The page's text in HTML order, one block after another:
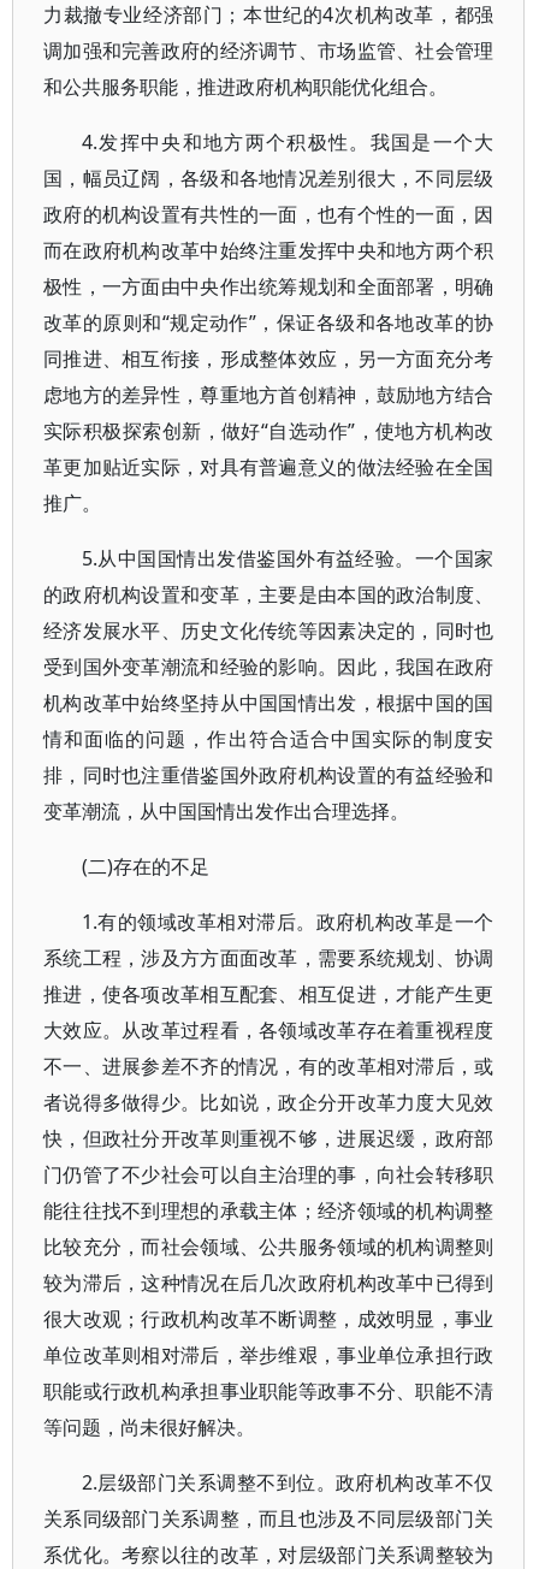
力裁撤专业经济部门；本世纪的4次机构改革，都强
调加强和完善政府的经济调节、市场监管、社会管理
和公共服务职能，推进政府机构职能优化组合。
4.发挥中央和地方两个积极性。我国是一个大
国，幅员辽阔，各级和各地情况差别很大，不同层级
政府的机构设置有共性的一面，也有个性的一面，因
而在政府机构改革中始终注重发挥中央和地方两个积
极性，一方面由中央作出统筹规划和全面部署，明确
改革的原则和“规定动作”，保证各级和各地改革的协
同推进、相互衔接，形成整体效应，另一方面充分考
虑地方的差异性，尊重地方首创精神，鼓励地方结合
实际积极探索创新，做好“自选动作”，使地方机构改
革更加贴近实际，对具有普遍意义的做法经验在全国
推广。
5.从中国国情出发借鉴国外有益经验。一个国家
的政府机构设置和变革，主要是由本国的政治制度、
经济发展水平、历史文化传统等因素决定的，同时也
受到国外变革潮流和经验的影响。因此，我国在政府
机构改革中始终坚持从中国国情出发，根据中国的国
情和面临的问题，作出符合适合中国实际的制度安
排，同时也注重借鉴国外政府机构设置的有益经验和
变革潮流，从中国国情出发作出合理选择。
(二)存在的不足
1.有的领域改革相对滞后。政府机构改革是一个
系统工程，涉及方方面面改革，需要系统规划、协调
推进，使各项改革相互配套、相互促进，才能产生更
大效应。从改革过程看，各领域改革存在着重视程度
不一、进展参差不齐的情况，有的改革相对滞后，或
者说得多做得少。比如说，政企分开改革力度大见效
快，但政社分开改革则重视不够，进展迟缓，政府部
门仍管了不少社会可以自主治理的事，向社会转移职
能往往找不到理想的承载主体；经济领域的机构调整
比较充分，而社会领域、公共服务领域的机构调整则
较为滞后，这种情况在后几次政府机构改革中已得到
很大改观；行政机构改革不断调整，成效明显，事业
单位改革则相对滞后，举步维艰，事业单位承担行政
职能或行政机构承担事业职能等政事不分、职能不清
等问题，尚未很好解决。
2.层级部门关系调整不到位。政府机构改革不仅
关系同级部门关系调整，而且也涉及不同层级部门关
系优化。考察以往的改革，对层级部门关系调整较为